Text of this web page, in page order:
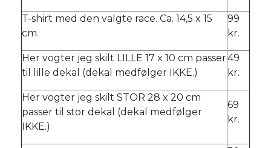
T-shirt med den valgte race. Ca. 14,5 x 15
cm.
99
kr.
Her vogter jeg skilt LILLE 17 x 10 cm passer
til lille dekal (dekal medfølger IKKE.)
49
kr.
Her vogter jeg skilt STOR 28 x 20 cm
passer til stor dekal (dekal medfølger
IKKE.)
69
kr.